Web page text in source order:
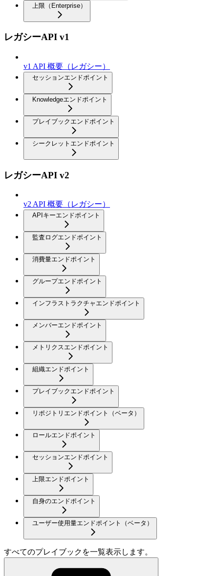
上限（Enterprise）
レガシーAPI v1
v1 API 概要（レガシー）
セッションエンドポイント
Knowledgeエンドポイント
プレイブックエンドポイント
シークレットエンドポイント
レガシーAPI v2
v2 API 概要（レガシー）
APIキーエンドポイント
監査ログエンドポイント
消費量エンドポイント
グループエンドポイント
インフラストラクチャエンドポイント
メンバーエンドポイント
メトリクスエンドポイント
組織エンドポイント
プレイブックエンドポイント
リポジトリエンドポイント（ベータ）
ロールエンドポイント
セッションエンドポイント
上限エンドポイント
自身のエンドポイント
ユーザー使用量エンドポイント（ベータ）
すべてのプレイブックを一覧表示します。